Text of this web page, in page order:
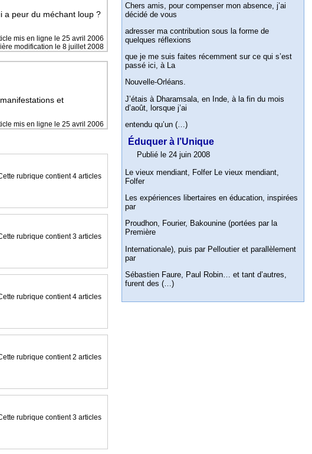
a peur du méchant loup ?
mis en ligne le 25 avril 2006
modification le 8 juillet 2008
et
mis en ligne le 25 avril 2006
rubrique contient 4 articles
rubrique contient 3 articles
rubrique contient 4 articles
rubrique contient 2 articles
rubrique contient 3 articles
Chers amis, pour compenser mon absence, j’ai
décidé de vous
adresser ma contribution sous la forme de
quelques réflexions
que je me suis faites récemment sur ce qui s’est
passé ici, à La
Nouvelle-Orléans.
J’étais à Dharamsala, en Inde, à la fin du mois
d’août, lorsque j’ai
entendu qu’un (…)
Éduquer à l’Unique
Publié le 24 juin 2008
Le vieux mendiant, Folfer Le vieux mendiant,
Folfer
Les expériences libertaires en éducation, inspirées
par
Proudhon, Fourier, Bakounine (portées par la
Première
Internationale), puis par Pelloutier et parallèlement
par
Sébastien Faure, Paul Robin… et tant d’autres,
furent des (…)